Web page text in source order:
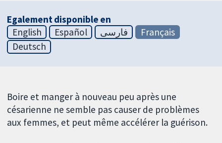
Egalement disponible en
English
Español فارسی
Français
Deutsch
Boire et manger à nouveau peu après une
césarienne ne semble pas causer de problèmes
aux femmes, et peut même accélérer la guérison.